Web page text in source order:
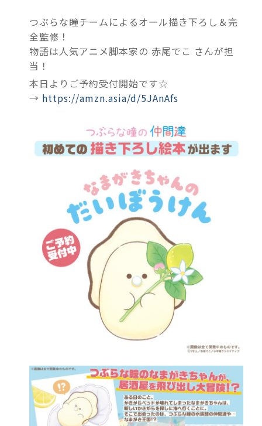
つぶらな瞳チームによるオール描き下ろし＆完
全監修！
物語は人気アニメ脚本家の 赤尾でこ さんが担
当！
本日よりご予約受付開始です☆
→ https://amzn.asia/d/5JAnAfs